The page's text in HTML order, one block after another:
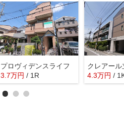
プロヴィデンスライフ
3.7万円 / 1R
クレアール
4.3万円 /